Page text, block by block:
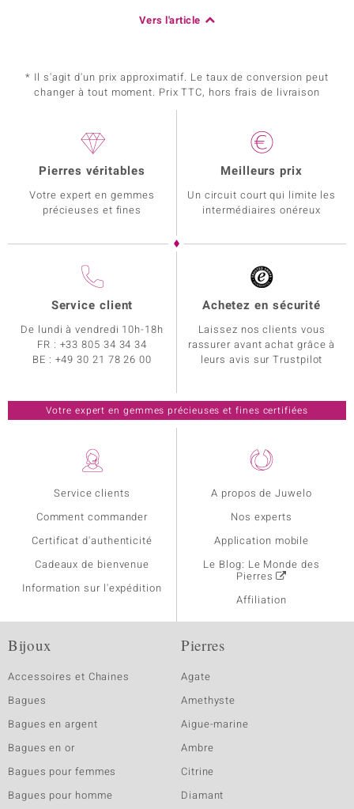
Vers l'article
* Il s'agit d'un prix approximatif. Le taux de conversion peut
changer à tout moment. Prix TTC, hors frais de livraison
Service clients
Comment commander
Certificat d'authenticité
Cadeaux de bienvenue
Information sur l'expédition
A propos de Juwelo
Nos experts
Application mobile
Le Blog: Le Monde des
Pierres
Affiliation
Pierres véritables
Votre expert en gemmes
précieuses et fines
Meilleurs prix
Un circuit court qui limite les
intermédiaires onéreux
Service client
De lundi à vendredi 10h-18h
FR : +33 805 34 34 34
BE : +49 30 21 78 26 00
Achetez en sécurité
Laissez nos clients vous
rassurer avant achat grâce à
leurs avis sur Trustpilot
Votre expert en gemmes précieuses et fines certifiées
Bijoux
Accessoires et Chaines
Bagues
Bagues en argent
Bagues en or
Bagues pour femmes
Bagues pour homme
Pierres
Agate
Amethyste
Aigue-marine
Ambre
Citrine
Diamant